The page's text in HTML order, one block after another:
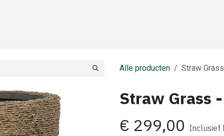
Alle producten Straw
Straw Grass
€ 299,00 Inclusief